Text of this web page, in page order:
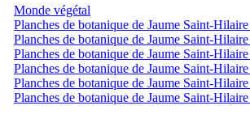
Monde végétal
Planches de botanique de Jaume Saint-
Planches de botanique de Jaume Saint-
Planches de botanique de Jaume Saint-
Planches de botanique de Jaume Saint-
Planches de botanique de Jaume Saint-
Planches de botanique de Jaume Saint-